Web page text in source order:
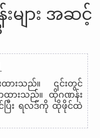
များ အဆင့်
ထားသည်။ ၎င်းတွင်
ာထားသည်။ ထိုဂဏန်း
ြီး ရလဒ်ကို ထိုဖိုင်ထဲ